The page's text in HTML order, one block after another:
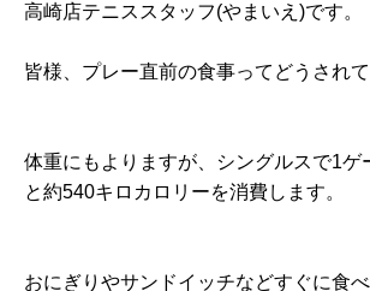
高崎店テニススタッフ(やまいえ)です。
皆様、プレー直前の食事ってどうされ
体重にもよりますが、シングルスで1ゲ
と約540キロカロリーを消費します。
おにぎりやサンドイッチなどすぐに食